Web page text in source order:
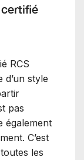
RCS
style
pas
également
C’est
les